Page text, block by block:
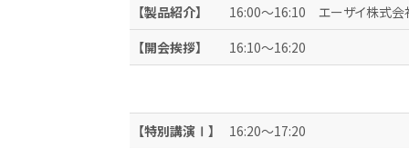
【製品紹介】
16:00～16:10 エーザイ株式会
【開会挨拶】
16:10～16:20
【特別講演Ⅰ】
16:20～17:20